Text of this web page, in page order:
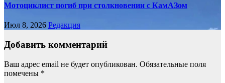
Мотоциклист погиб при столкновении с КамАЗом
Июл 8, 2026 Редакция
Добавить комментарий
Ваш адрес email не будет опубликован. Обязательные поля
помечены *